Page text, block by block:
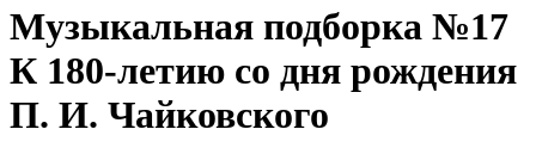
Музыкальная подборка №17
К 180-летию со дня рождения
П. И. Чайковского